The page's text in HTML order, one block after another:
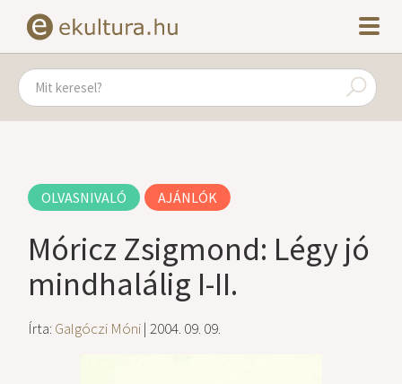
OLVASNIVALÓ AJÁNLÓK
Móricz Zsigmond: Légy jó
mindhalálig I-II.
Írta: Galgóczi Móni| 2004. 09. 09.